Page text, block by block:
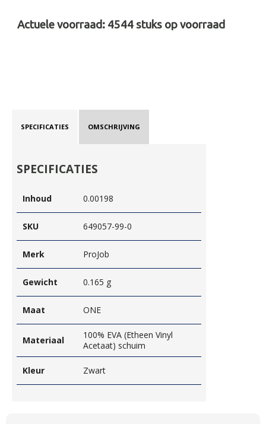
Actuele voorraad: 4544 stuks op voorraad
SPECIFICATIES OMSCHRIJVING
SPECIFICATIES
Inhoud 0.00198
SKU 649057-99-0
Merk ProJob
Gewicht 0.165 g
Maat ONE
Materiaal
100% EVA (Etheen Vinyl
Acetaat) schuim
Kleur Zwart